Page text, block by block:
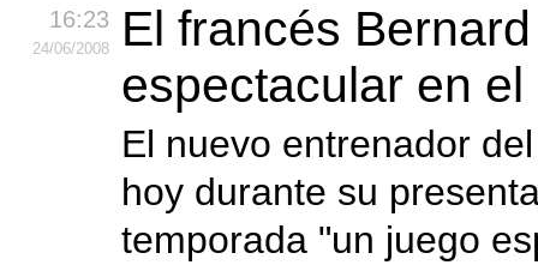
16:23
24/06/2008
El francés
espectacular en
El nuevo entrenador
hoy durante su
temporada "un juego